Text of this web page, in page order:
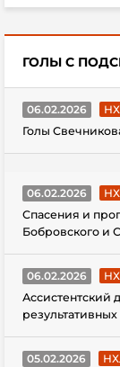
ГОЛЫ С
06.02.2026
Голы
06.02.2026
Спасения и
Бобровского и
06.02.2026
Ассистентский
05.02.2026